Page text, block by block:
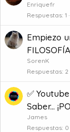
Enriquefr
Respuestas 1
Empiezo
FILOSOFÍA
SorenK
Respuestas 2
✅
Saber...
James
Respuestas 0